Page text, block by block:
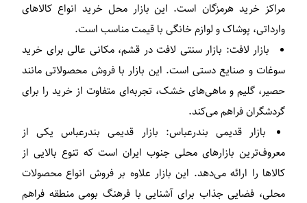
مراکز خرید هرمزگان است. این بازار محل خرید انواع کالاهای
وارداتی، پوشاک و لوازم خانگی با قیمت مناسب است.
بازار لافت: بازار سنتی لافت در قشم، مکانی عالی برای خرید
سوغات و صنایع دستی است. این بازار با فروش محصولاتی مانند
حصیر، گلیم و ماهی‌های خشک، تجربه‌ای متفاوت از خرید را برای
گردشگران فراهم می‌کند.
بازار قدیمی بندرعباس: بازار قدیمی بندرعباس یکی از
معروف‌ترین بازارهای محلی جنوب ایران است که تنوع بالایی از
کالاها را ارائه می‌دهد. این بازار علاوه بر فروش انواع محصولات
محلی، فضایی جذاب برای آشنایی با فرهنگ بومی منطقه فراهم